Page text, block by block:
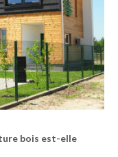
bois est-elle